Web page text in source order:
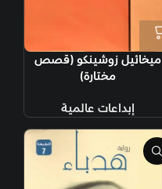
ميخائيل زوشينكو (قصص
مختارة)
إبداعات عالمية